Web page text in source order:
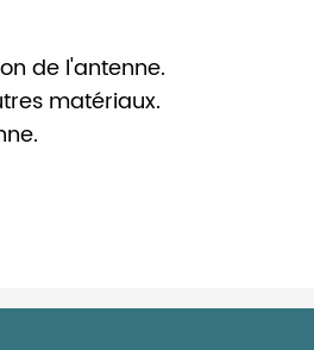
de l'antenne.
matériaux.